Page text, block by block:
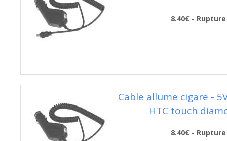
8.40€ - Rupture
Cable allume cigare -
HTC touch
8.40€ - Rupture